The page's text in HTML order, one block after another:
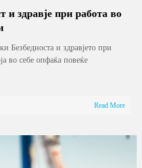
и здравје при работа во
Безбедноста и здравјето при
во себе опфаќа повеќе
Read More